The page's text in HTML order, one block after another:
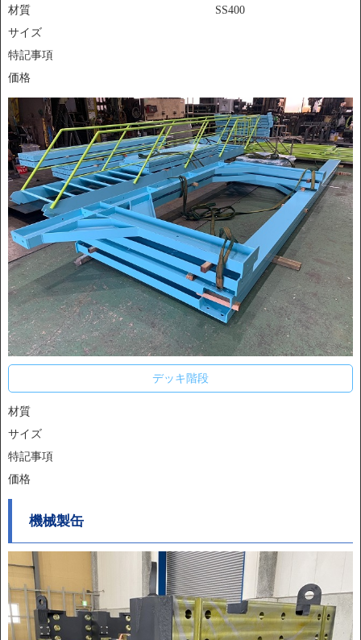
材質
SS400
サイズ
特記事項
価格
デッキ階段
材質
サイズ
特記事項
価格
機械製缶